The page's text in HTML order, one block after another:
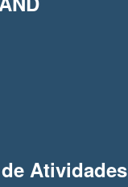
Atividades